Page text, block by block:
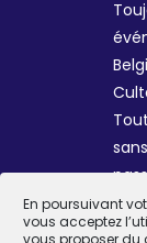
En poursuivant
vous acceptez
vous proposer du